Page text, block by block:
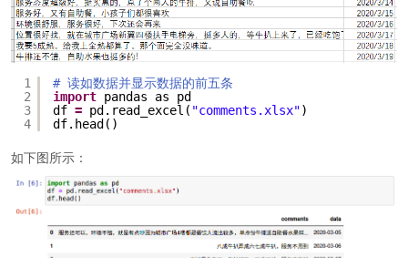
1
2
3
4
# 读如数据并显示数据的前五条
import pandas as pd
df = pd.read_excel( "comments.xlsx")
df.head()
如下图所示：